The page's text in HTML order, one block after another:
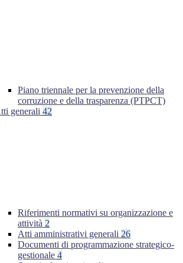
Piano triennale per la prevenzione della
corruzione e della trasparenza (PTPCT)
generali 42
Riferimenti normativi su organizzazione e
attività 2
Atti amministrativi generali 26
Documenti di programmazione strategico-
gestionale 4